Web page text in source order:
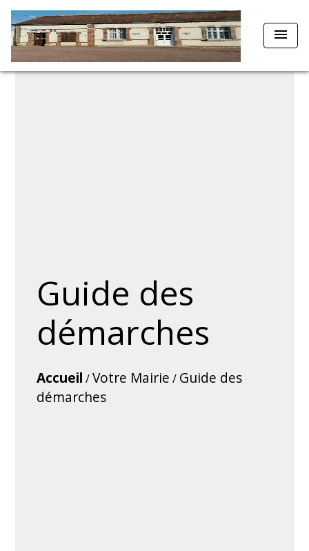
menu
Guide des
démarches
Accueil /Votre Mairie / Guide des
démarches